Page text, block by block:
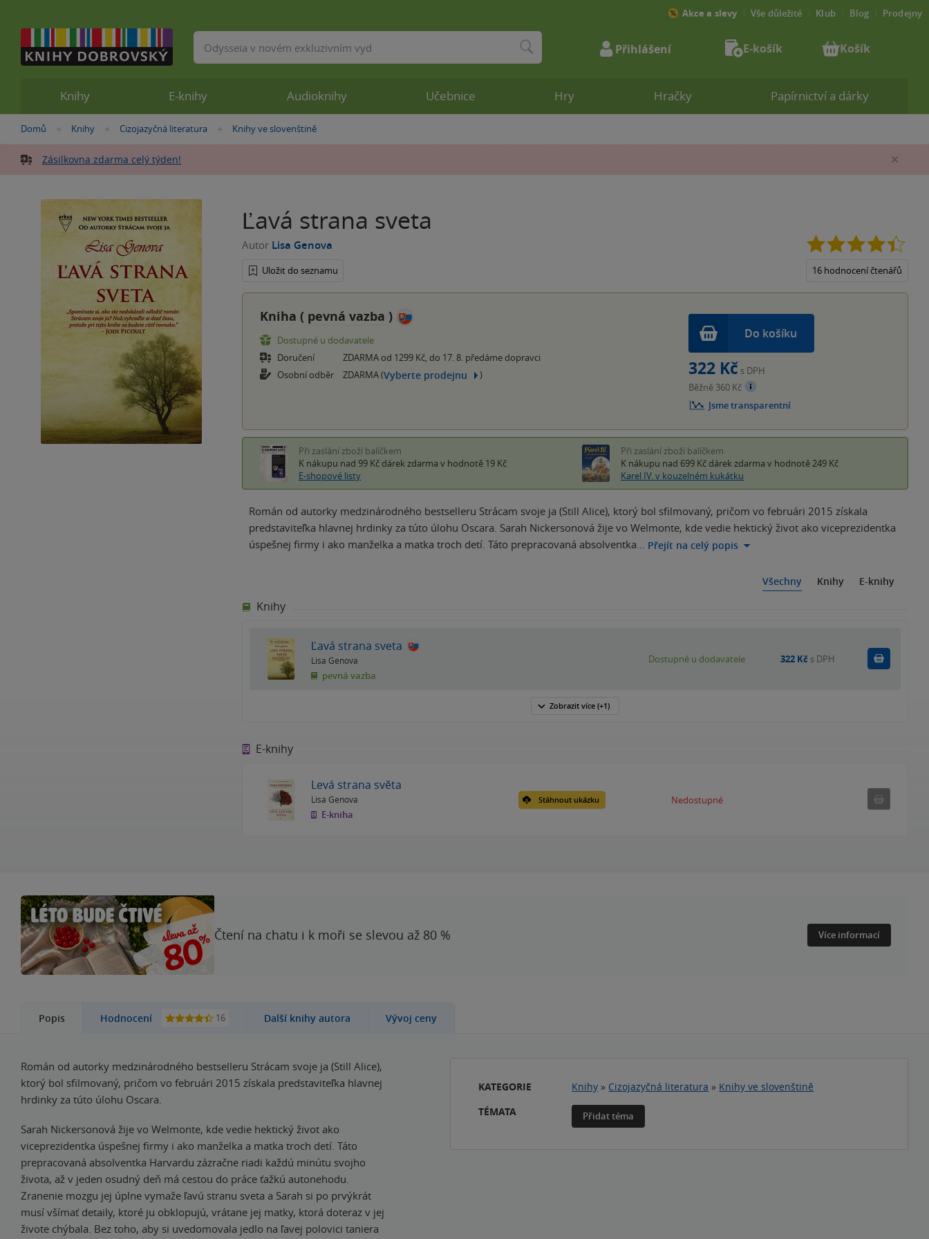
Nacházíte
zde:
Domů »
Knihy »
Cizojazyčná literatura »
Knihy ve slovenštině
Zásilkovna zdarma celý týden!
Ľavá strana sveta
Autor Lisa Genova
Uložit do seznamu 16 hodnocení čtenářů
Kniha ( pevná vazba )
Dostupné u dodavatele
Doručení
ZDARMA od 1299 Kč, do 17. 8. předáme dopravci
Osobní odběr
ZDARMA (Vyberte prodejnu )
Do košíku
322 Kč s DPH
Běžně 360 Kč
Jsme transparentní
Při zaslání zboží balíčkem
K nákupu nad 99 Kč dárek zdarma v hodnotě 19 Kč
E-shopové listy
Při zaslání zboží balíčkem
K nákupu nad 699 Kč dárek zdarma v hodnotě 249 Kč
Karel IV. v kouzelném kukátku
Román od autorky medzinárodného bestselleru Strácam svoje ja (Still Alice), ktorý bol sfilmovaný, pričom vo februári 2015 získala
predstaviteľka hlavnej hrdinky za túto úlohu Oscara. Sarah Nickersonová žije vo Welmonte, kde vedie hektický život ako viceprezidentka
úspešnej firmy i ako manželka a matka troch detí. Táto prepracovaná absolventka… Přejít na celý popis
Všechny Knihy E-knihy
Knihy
Ľavá strana sveta
Lisa Genova
pevná vazba
Dostupné u dodavatele 322 Kč s DPH
Zobrazit více (+1)
E-knihy
Levá strana světa
Lisa Genova
E-kniha
Stáhnout ukázku Nedostupné Nedostupné
Čtení na chatu i k moři se slevou až 80 % Více informací
Popis Hodnocení 16 Další knihy autora Vývoj ceny
Román od autorky medzinárodného bestselleru Strácam svoje ja (Still Alice),
ktorý bol sfilmovaný, pričom vo februári 2015 získala predstaviteľka hlavnej
hrdinky za túto úlohu Oscara.
Sarah Nickersonová žije vo Welmonte, kde vedie hektický život ako
viceprezidentka úspešnej firmy i ako manželka a matka troch detí. Táto
prepracovaná absolventka Harvardu zázračne riadi každú minútu svojho
života, až v jeden osudný deň má cestou do práce ťažkú autonehodu.
Zranenie mozgu jej úplne vymaže ľavú stranu sveta a Sarah si po prvýkrát
musí všímať detaily, ktoré ju obklopujú, vrátane jej matky, ktorá doteraz v jej
živote chýbala. Bez toho, aby si uvedomovala jedlo na ľavej polovici taniera
KATEGORIE Knihy » Cizojazyčná literatura » Knihy ve slovenštině
TÉMATA
Přidat téma
Knihy E-knihy Audioknihy Učebnice Hry Hračky Papírnictví a dárky
Akce a slevy Vše důležité Klub Blog Prodejny
Vyhledávání Přihlášení E-košík Košík